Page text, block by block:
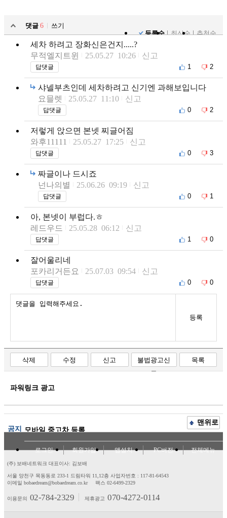
댓글 6
쓰기
등록순
최신순 추천순
세차 하려고 장화신은건지.....?
무적엘지트윈
25.05.27 10:26 신고
답댓글 1 2
샤넬부츠인데 세차하려고 신기엔 과해보입니다
요믈렛
25.05.27 11:10 신고
답댓글 0 2
저렇게 앉으면 본넷 찌글어짐
와후11111
25.05.27 17:25 신고
답댓글 0 3
짜글이나 드시죠
넌나의별
25.06.26 09:19 신고
답댓글 0 1
아, 본넷이 부럽다.ㅎ
레드우드
25.05.28 06:12 신고
답댓글 1 0
잘어울리네
포카리거든요
25.07.03 09:54 신고
답댓글 0 0
등록
삭제 수정 신고
불법광고신
고
목록
파워링크 광고
공지 모바일 중고차 등록
맨위로
로그인 회원가입 앱설치 PC버전 전체메뉴
(주) 보배네트워크 대표이사: 김보배
서울 양천구 목동동로 233-1 드림타워 11,12층 사업자번호 : 117-81-64543
이메일 bobaedream@bobaedream.co.kr
팩스 02-6499-2329
이용문의 02-784-2329 제휴광고 070-4272-0114